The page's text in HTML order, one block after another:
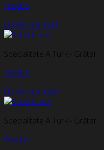
Produs
Citește mai mult
Specialitate A Turk - Grătar
Produs
Citește mai mult
Specialitate A Turk - Grătar
Produs